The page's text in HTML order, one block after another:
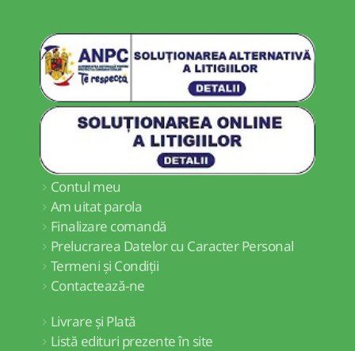
Contul meu
Am uitat parola
Finalizare comandă
Prelucrarea Datelor cu Caracter Personal
Termeni și Condiții
Contactează-ne
Livrare și Plată
Listă edituri prezente în site